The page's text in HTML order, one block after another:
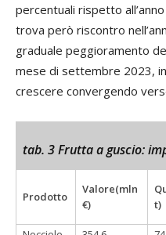
percentuali rispetto
trova però riscontro
graduale peggioramento
mese di settembre 2023,
crescere convergendo
tab. 3 Frutta a guscio:
Prodotto
Valore(mln
€)
t)